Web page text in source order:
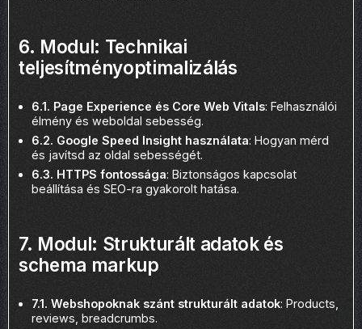
6. Modul: Technikai
teljesítményoptimalizálás
6.1. Page Experience és Core Web Vitals: Felhasználói
élmény és weboldal sebesség.
6.2. Google Speed Insight használata: Hogyan mérd
és javítsd az oldal sebességét.
6.3. HTTPS fontossága: Biztonságos kapcsolat
beállítása és SEO-ra gyakorolt hatása.
7. Modul: Strukturált adatok és
schema markup
7.1. Webshopoknak szánt strukturált adatok: Products,
reviews, breadcrumbs.